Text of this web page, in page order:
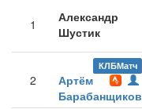
1
Александр
Шустик
2
КЛБМатч
Артём
Барабанщиков